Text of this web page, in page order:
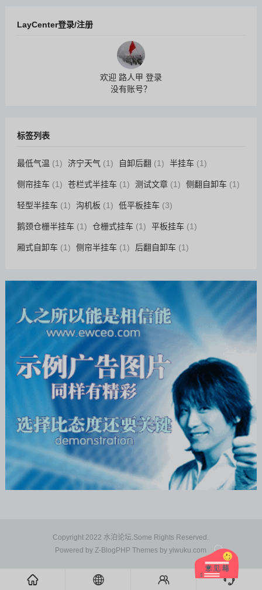
LayCenter登录/注册
欢迎 路人甲 登录
没有账号？
标签列表
最低气温 (1) 济宁天气 (1) 自卸后翻 (1) 半挂车(1)
侧帘挂车(1) 苍栏式半挂车(1) 测试文章(1) 侧翻自卸车(1)
轻型半挂车(1) 沟机板 (1) 低平板挂车(3)
鹅颈仓栅半挂车(1) 仓栅式挂车(1) 平板挂车(1)
厢式自卸车(1) 侧帘半挂车(1) 后翻自卸车(1)
Copyright 2022 水泊论坛.Some Rights Reserved.
Powered byZ-BlogPHP Themes byyiwuku.com
󦌙 󦹹 󦃩 󦘉